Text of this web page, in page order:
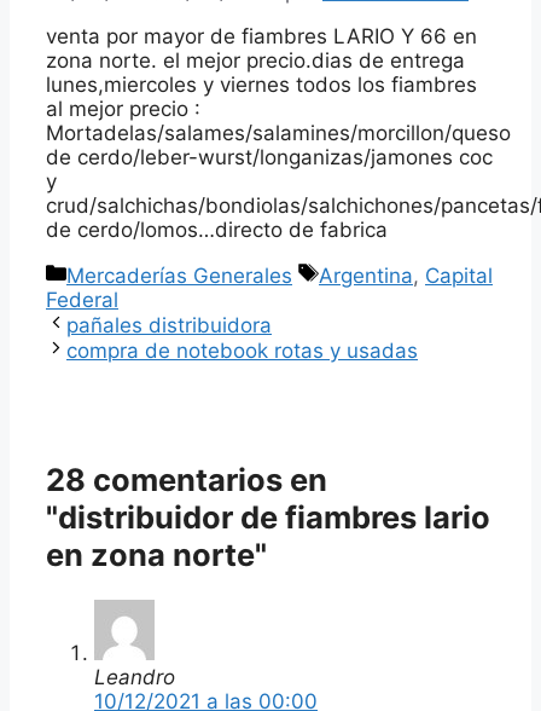
venta por mayor de fiambres LARIO Y 66 en
zona norte. el mejor precio.dias de entrega
lunes,miercoles y viernes todos los fiambres
al mejor precio :
Mortadelas/salames/salamines/morcillon/queso
de cerdo/leber-wurst/longanizas/jamones coc
y
crud/salchichas/bondiolas/salchichones/
de cerdo/lomos…directo de fabrica
Categorías
Mercaderías Generales Etiquetas
Argentina, Capital
Federal
pañales distribuidora
compra de notebook rotas y usadas
28 comentarios en
"distribuidor de fiambres lario
en zona norte"
Leandro
10/12/2021 a las 00:00